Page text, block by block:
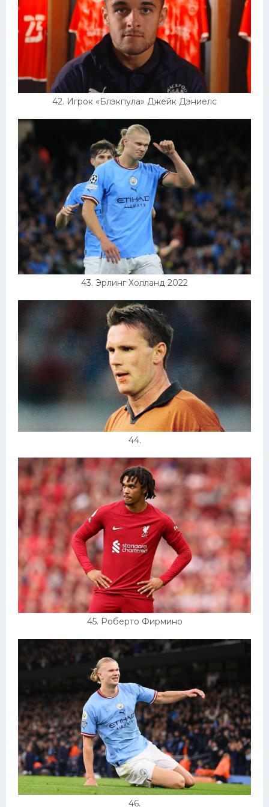
42. Игрок «Блэкпула» Джейк Дэниелс
43. Эрлинг Холланд 2022
44.
45. Роберто Фирмино
46.